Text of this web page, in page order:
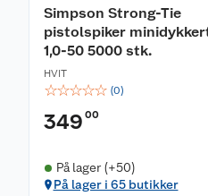
Simpson Strong-Tie
pistolspiker
1,0-50 5000 stk.
HVIT
☆☆☆☆☆ (0)
349 00
På lager (+50)
På lager i 65 butikker